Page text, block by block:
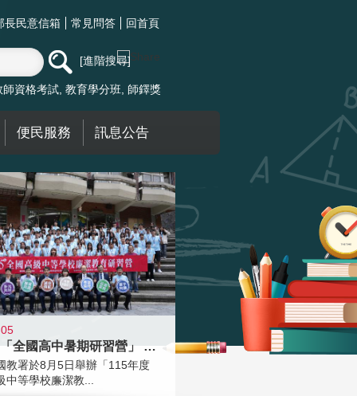
長民意信箱 常見問答 回首頁
進階搜尋
師資格考試 教育學分班 師鐸獎
便民服務 訊息公告
國教署「全國高中暑期研習營」 以多
教署於8月5日舉辦「115年度
中等學校廉潔教...